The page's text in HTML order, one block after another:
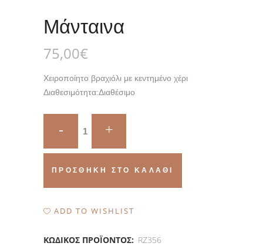
Μάνταινα
75,00€
Χειροποίητο βραχιόλι με κεντημένο χέρι
Διαθεσιμότητα:Διαθέσιμο
quantity
ΠΡΟΣΘΉΚΗ ΣΤΟ ΚΑΛΆΘΙ
ADD TO WISHLIST
ΚΩΔΙΚΌΣ ΠΡΟΪΌΝΤΟΣ: RZ356